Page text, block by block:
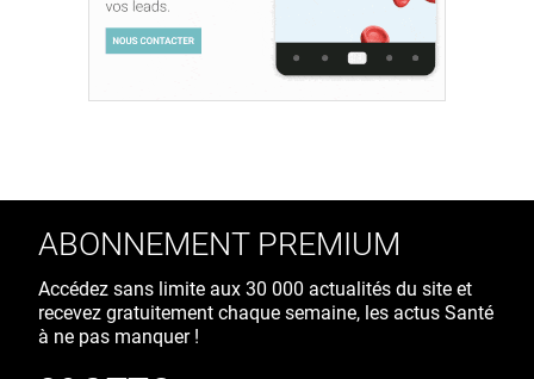
ABONNEMENT PREMIUM
Accédez sans limite aux 30 000 actualités du site et
recevez gratuitement chaque semaine, les actus Santé
à ne pas manquer !